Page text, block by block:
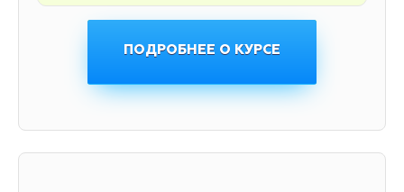
ПОДРОБНЕЕ О КУРСЕ